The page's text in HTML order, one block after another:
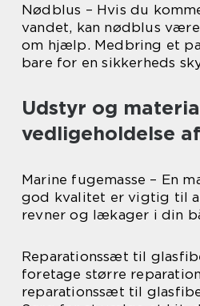
Nødblus – Hvis du
vandet, kan nødblus
om hjælp. Medbring et
bare for en sikkerheds
Udstyr og
vedligeholdelse
Marine fugemasse – En
god kvalitet er vigtig til
revner og lækager i din
Reparationssæt til
foretage større
reparationssæt til